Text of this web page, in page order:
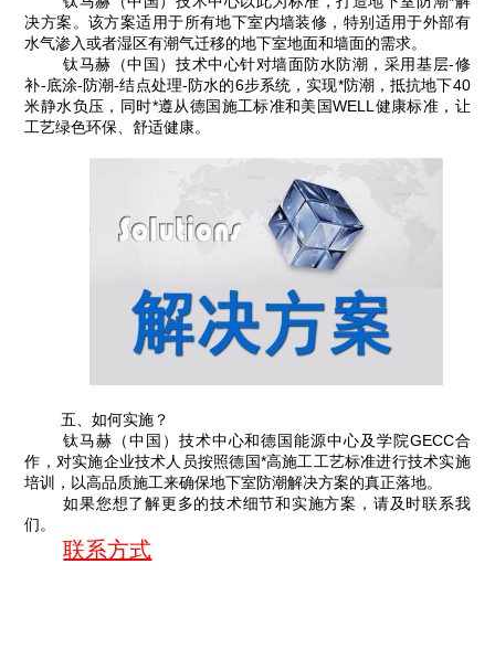
决方案。该方案适用于所有地下室内墙装修，特别适用于外部有
水气渗入或者湿区有潮气迁移的地下室地面和墙面的需求。
钛马赫（中国）技术中心针对墙面防水防潮，采用基层-修
补-底涂-防潮-结点处理-防水的6步系统，实现*防潮，抵抗地下40
米静水负压，同时*遵从德国施工标准和美国WELL健康标准，让
工艺绿色环保、舒适健康。
五、如何实施？
钛马赫（中国）技术中心和德国能源中心及学院GECC合
作，对实施企业技术人员按照德国*高施工工艺标准进行技术实施
培训，以高品质施工来确保地下室防潮解决方案的真正落地。
如果您想了解更多的技术细节和实施方案，请及时联系我
们。
联系方式